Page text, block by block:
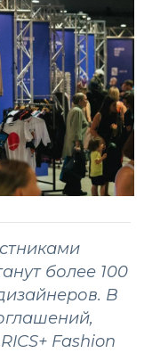
более 100
В
Fashion